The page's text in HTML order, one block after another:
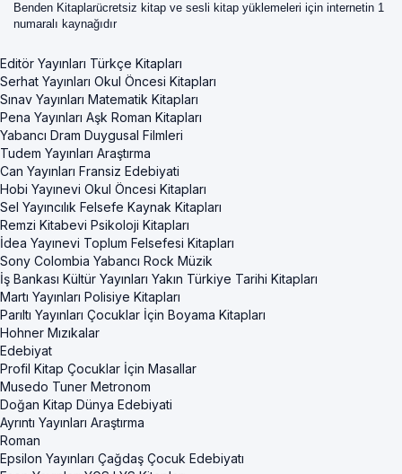
Benden Kitaplarücretsiz kitap ve sesli kitap yüklemeleri için internetin 1
numaralı kaynağıdır
Editör Yayınları Türkçe Kitapları
Serhat Yayınları Okul Öncesi Kitapları
Sınav Yayınları Matematik Kitapları
Pena Yayınları Aşk Roman Kitapları
Yabancı Dram Duygusal Filmleri
Tudem Yayınları Araştırma
Can Yayınları Fransiz Edebiyati
Hobi Yayınevi Okul Öncesi Kitapları
Sel Yayıncılık Felsefe Kaynak Kitapları
Remzi Kitabevi Psikoloji Kitapları
İdea Yayınevi Toplum Felsefesi Kitapları
Sony Colombia Yabancı Rock Müzik
İş Bankası Kültür Yayınları Yakın Türkiye Tarihi Kitapları
Martı Yayınları Polisiye Kitapları
Parıltı Yayınları Çocuklar İçin Boyama Kitapları
Hohner Mızıkalar
Edebiyat
Profil Kitap Çocuklar İçin Masallar
Musedo Tuner Metronom
Doğan Kitap Dünya Edebiyati
Ayrıntı Yayınları Araştırma
Roman
Epsilon Yayınları Çağdaş Çocuk Edebiyatı